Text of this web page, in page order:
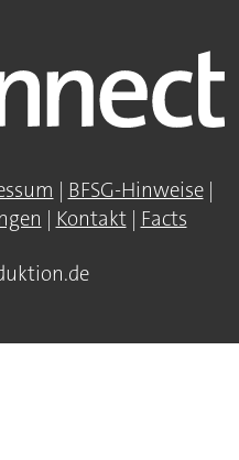
| BFSG-Hinweise|
| Kontakt| Facts